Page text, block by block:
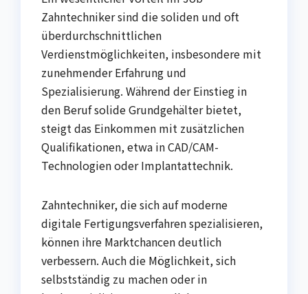
Zahntechniker sind die soliden und oft
überdurchschnittlichen
Verdienstmöglichkeiten, insbesondere mit
zunehmender Erfahrung und
Spezialisierung. Während der Einstieg in
den Beruf solide Grundgehälter bietet,
steigt das Einkommen mit zusätzlichen
Qualifikationen, etwa in CAD/CAM-
Technologien oder Implantattechnik.
Zahntechniker, die sich auf moderne
digitale Fertigungsverfahren spezialisieren,
können ihre Marktchancen deutlich
verbessern. Auch die Möglichkeit, sich
selbstständig zu machen oder in